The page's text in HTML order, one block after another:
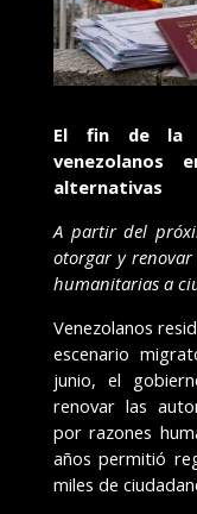
El fin de la
venezolanos
alternativas
A partir del
otorgar y renovar
humanitarias a
Venezolanos
escenario
junio, el
renovar las
por razones
años permitió
miles de